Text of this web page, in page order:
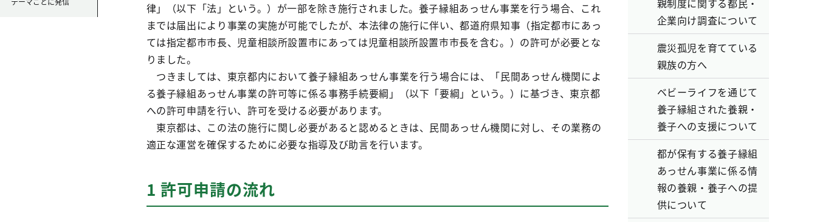
律」（以下「法」という。）が一部を除き施行されました。養子縁組あっせん事業を行う場合、これ
までは届出により事業の実施が可能でしたが、本法律の施行に伴い、都道府県知事（指定都市にあっ
ては指定都市市長、児童相談所設置市にあっては児童相談所設置市市長を含む。）の許可が必要とな
りました。
つきましては、東京都内において養子縁組あっせん事業を行う場合には、「民間あっせん機関によ
る養子縁組あっせん事業の許可等に係る事務手続要綱」（以下「要綱」という。）に基づき、東京都
への許可申請を行い、許可を受ける必要があります。
東京都は、この法の施行に関し必要があると認めるときは、民間あっせん機関に対し、その業務の
適正な運営を確保するために必要な指導及び助言を行います。
1 許可申請の流れ
親制度に関する都民・
企業向け調査について
震災孤児を育てている
親族の方へ
ベビーライフを通じて
養子縁組された養親・
養子への支援について
都が保有する養子縁組
あっせん事業に係る情
報の養親・養子への提
供について